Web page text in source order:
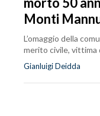
Monti
L’omaggio della
merito civile, vittima
Gianluigi Deidda